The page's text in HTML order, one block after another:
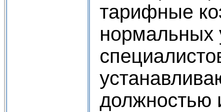
тарифные
нормальных
должностью